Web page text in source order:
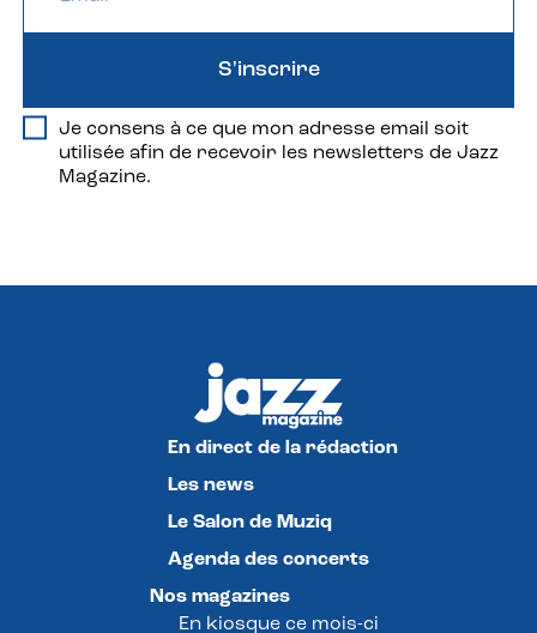
Je consens à ce que mon adresse email soit
utilisée afin de recevoir les newsletters de Jazz
Magazine.
S'inscrire
En direct de la rédaction
Les news
Le Salon de Muziq
Agenda des concerts
Nos magazines
En kiosque ce mois-ci